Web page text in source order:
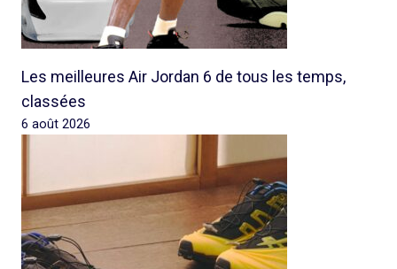
Les meilleures Air Jordan 6 de tous les temps,
classées
6 août 2026